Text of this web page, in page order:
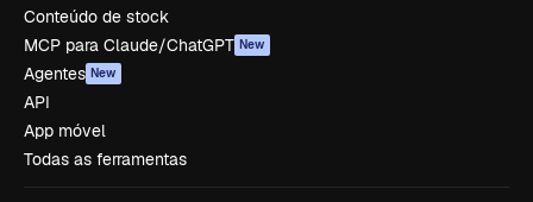
Conteúdo de stock
MCP para Claude/ChatGPT New
Agentes New
API
App móvel
Todas as ferramentas